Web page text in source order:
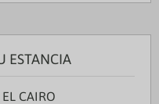
ESTANCIA
CAIRO